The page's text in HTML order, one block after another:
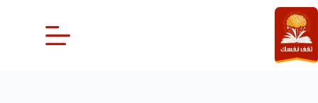
التجاوز
إلى
المحتوى